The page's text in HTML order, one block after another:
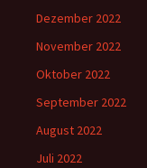
Dezember 2022
November 2022
Oktober 2022
September 2022
August 2022
Juli 2022